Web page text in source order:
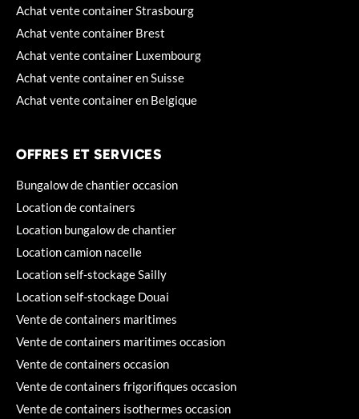
Achat vente container Strasbourg
Achat vente container Brest
Achat vente container Luxembourg
Achat vente container en Suisse
Achat vente container en Belgique
OFFRES ET SERVICES
Bungalow de chantier occasion
Location de containers
Location bungalow de chantier
Location camion nacelle
Location self-stockage Sailly
Location self-stockage Douai
Vente de containers maritimes
Vente de containers maritimes occasion
Vente de containers occasion
Vente de containers frigorifiques occasion
Vente de containers isothermes occasion